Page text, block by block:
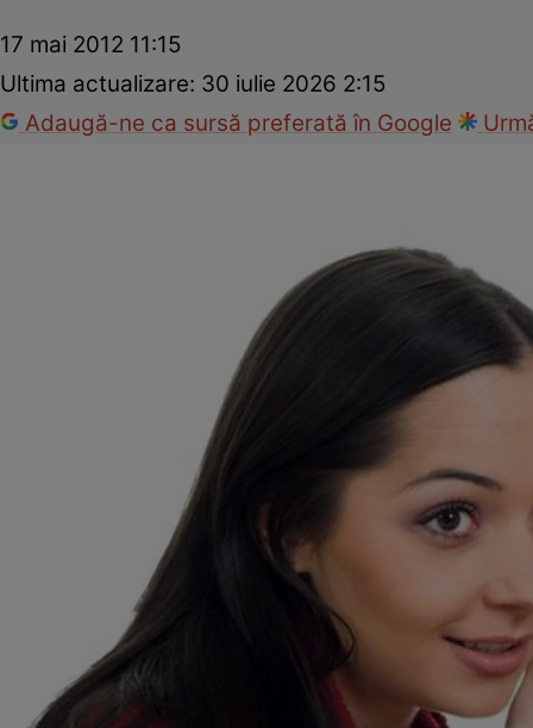
17 mai 2012 11:15
Ultima actualizare: 30 iulie 2026 2:15
Adaugă-ne ca sursă preferată în Google